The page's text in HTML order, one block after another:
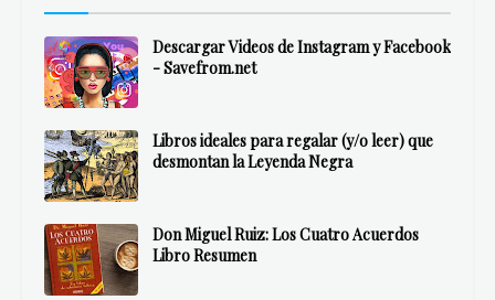
Descargar Videos de Instagram y Facebook
- Savefrom.net
Libros ideales para regalar (y/o leer) que
desmontan la Leyenda Negra
Don Miguel Ruiz: Los Cuatro Acuerdos
Libro Resumen